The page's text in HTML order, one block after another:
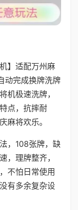
】适配万州麻
动完成换牌洗牌
机极速洗牌，
点，抗摔耐
麻将欢乐。
，108张牌，缺
，理牌整齐，
不怕日常使用
有多余复杂设